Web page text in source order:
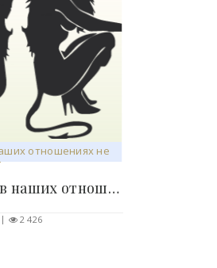
Она сказала, что в наших отношениях не хватает..
2 426